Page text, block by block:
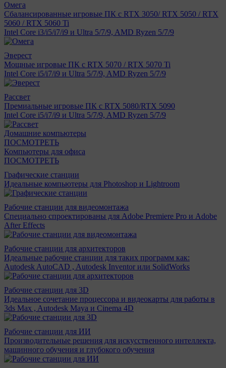
Омега
Сбалансированные игровые ПК с RTX 3050/ RTX 5050 / RTX
5060 / RTX 5060 Ti
Intel Core i3/i5/i7/i9 и Ultra 5/7/9, AMD Ryzen 5/7/9
Эверест
Мощные игровые ПК с RTX 5070 / RTX 5070 Ti
Intel Core i5/i7/i9 и Ultra 5/7/9, AMD Ryzen 5/7/9
Рассвет
Премиальные игровые ПК с RTX 5080/RTX 5090
Intel Core i5/i7/i9 и Ultra 5/7/9, AMD Ryzen 5/7/9
Домашние компьютеры
ПОСМОТРЕТЬ
Компьютеры для офиса
ПОСМОТРЕТЬ
Графические станции
Идеальные компьютеры для Photoshop и Lightroom
Рабочие станции для видеомонтажа
Специально спроектированы для Adobe Premiere Pro и Adobe
After Effects
Рабочие станции для архитекторов
Идеальные рабочие станции для таких программ как:
Autodesk AutoCAD , Autodesk Inventor или SolidWorks
Рабочие станции для 3D
Идеальное сочетание процессора и видеокарты для работы в
3ds Max , Autodesk Maya и Cinema 4D
Рабочие станции для ИИ
Производительные решения для искусственного интеллекта,
машинного обучения и глубокого обучения